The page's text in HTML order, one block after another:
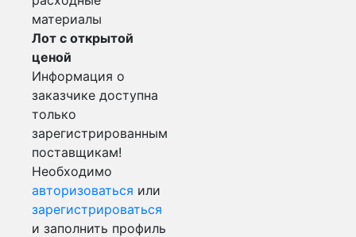
материалы
Лот с открытой
ценой
Информация о
заказчике доступна
только
зарегистрированным
поставщикам!
Необходимо
авторизоваться или
зарегистрироваться
и заполнить профиль